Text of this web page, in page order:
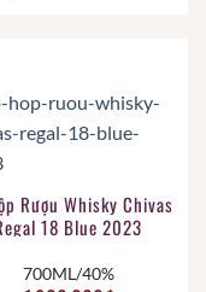
Rượu Whisky Chivas
18 Blue 2023
700ML/40%